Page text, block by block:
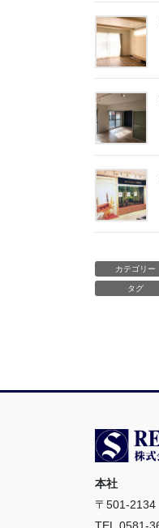
カテゴリー
タグ
本社
〒501-